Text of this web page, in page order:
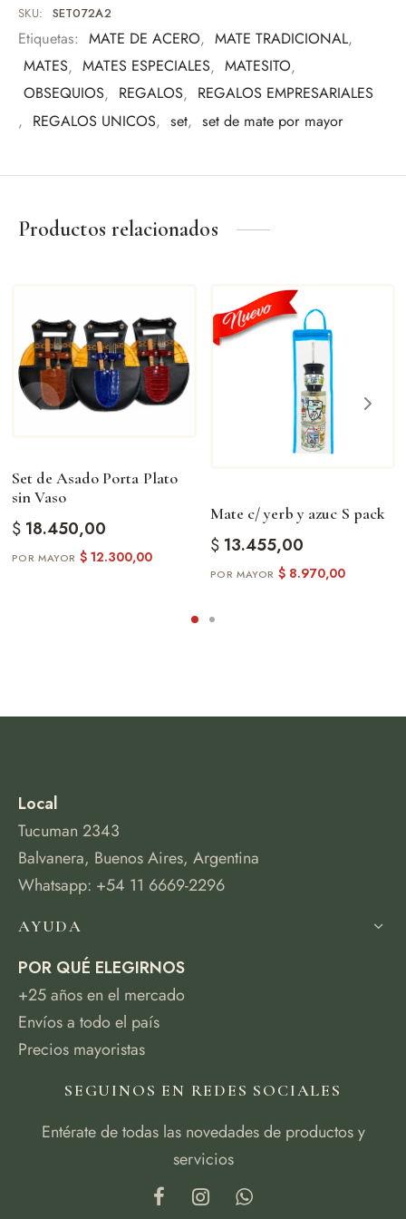
Regalo empresarial
Uso personal
Eventos especiales
Una pieza pensada para quienes valoran los detalles y la
SKU: SET072A2
Etiquetas: MATE DE ACERO, MATE TRADICIONAL,
MATES, MATES ESPECIALES, MATESITO,
OBSEQUIOS, REGALOS, REGALOS EMPRESARIALES
, REGALOS UNICOS, set, set de mate por mayor
Productos relacionados
Set de Asado Porta Plato
sin Vaso
$18.450,00
$12.300,00
Mate c/ yerb y azuc S pack
$13.455,00
$8.970,00
Local
Tucuman 2343
Balvanera, Buenos Aires, Argentina
Whatsapp: +54 11 6669-2296
AYUDA
POR QUÉ ELEGIRNOS
+25 años en el mercado
Envíos a todo el país
Precios mayoristas
SEGUINOS EN REDES SOCIALES
Entérate de todas las novedades de productos y
servicios